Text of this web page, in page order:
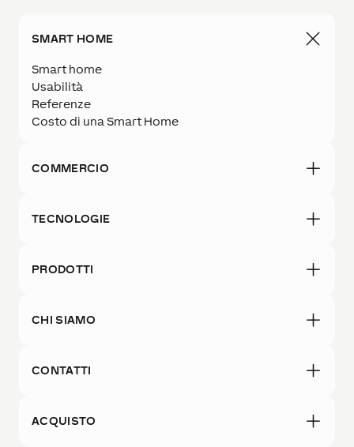
SMART HOME
Smart home
Usabilità
Referenze
Costo di una Smart Home
COMMERCIO
TECNOLOGIE
PRODOTTI
CHI SIAMO
CONTATTI
ACQUISTO